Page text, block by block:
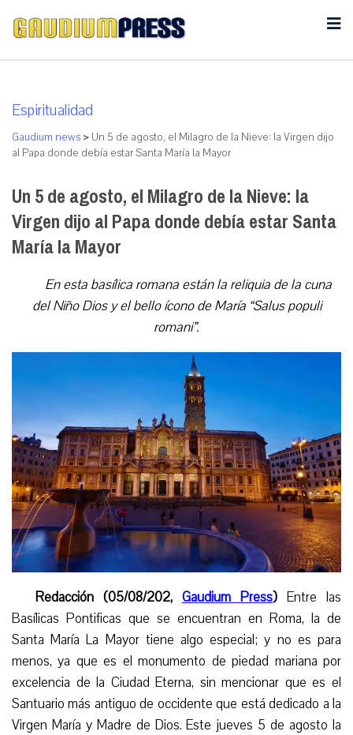
Espiritualidad
Gaudium news > Un 5 de agosto, el Milagro de la Nieve: la Virgen dijo
al Papa donde debía estar Santa María la Mayor
Un 5 de agosto, el Milagro de la Nieve: la
Virgen dijo al Papa donde debía estar Santa
María la Mayor
En esta basílica romana están la reliquia de la cuna
del Niño Dios y el bello ícono de María “Salus populi
romani”.
Redacción (05/08/202, Gaudium Press) Entre las
Basílicas Pontificas que se encuentran en Roma, la de
Santa María La Mayor tiene algo especial; y no es para
menos, ya que es el monumento de piedad mariana por
excelencia de la Ciudad Eterna, sin mencionar que es el
Santuario más antiguo de occidente que está dedicado a la
Virgen María y Madre de Dios. Este jueves 5 de agostola